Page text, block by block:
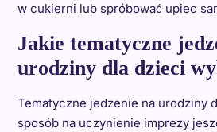
w cukierni lub spróbować upiec
Jakie tematyczne
urodziny dla dzieci
Tematyczne jedzenie na urodziny
sposób na uczynienie imprezy